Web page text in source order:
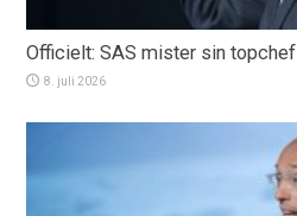
Officielt: SAS mister sin topchef
8. juli 2026